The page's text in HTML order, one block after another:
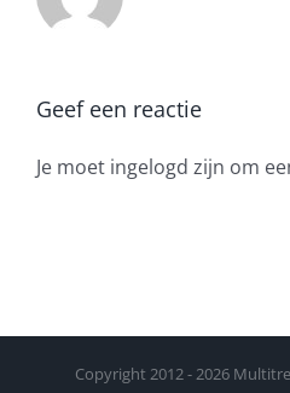
Geef een reactie
Je moet ingelogd zijn om
Copyright 2012 -2026